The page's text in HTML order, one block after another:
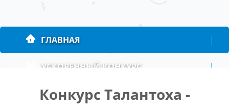
ГЛАВНАЯ |
УСКОРЕННЫЙ КОНКУРС |
ПРАВИЛА | | КОНТАКТЫ
Конкурс Талантоха -